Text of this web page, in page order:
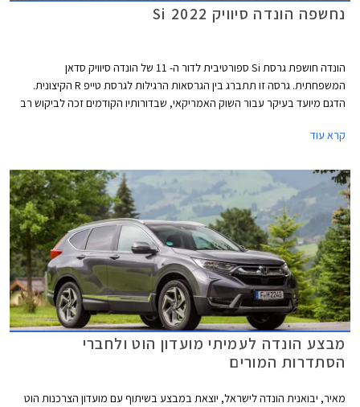
נחשפה הונדה סיוויק Si 2022
הונדה חושפת גרסת Si ספורטיבית לדור ה- 11 של הונדה סיוויק סדאן
המשפחתית. גרסה זו תתברג בין הגרסאות הרגילות לגרסת טייפ R הקיצונית.
הדגם מיועד בעיקר עבור השוק האמריקאי, שבדורותיו הקודמים זכה לביקוש רב
קרא עוד
מבצע הונדה לעמיתי מועדון הוט ולחברי
הסתדרות המורים
מאיר, יבואנית הונדה לישראל, יוצאת במבצע בשיתוף עם מועדון הצרכנות הוט